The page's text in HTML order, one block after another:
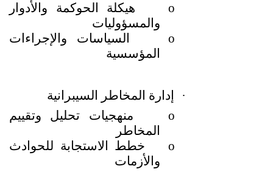
o
هيكلة الحوكمة والأدوار
والمسؤوليات
o
السياسات والإجراءات
المؤسسية
·
إدارة المخاطر السيبرانية
o
منهجيات تحليل وتقييم
المخاطر
o
خطط الاستجابة للحوادث
والأزمات